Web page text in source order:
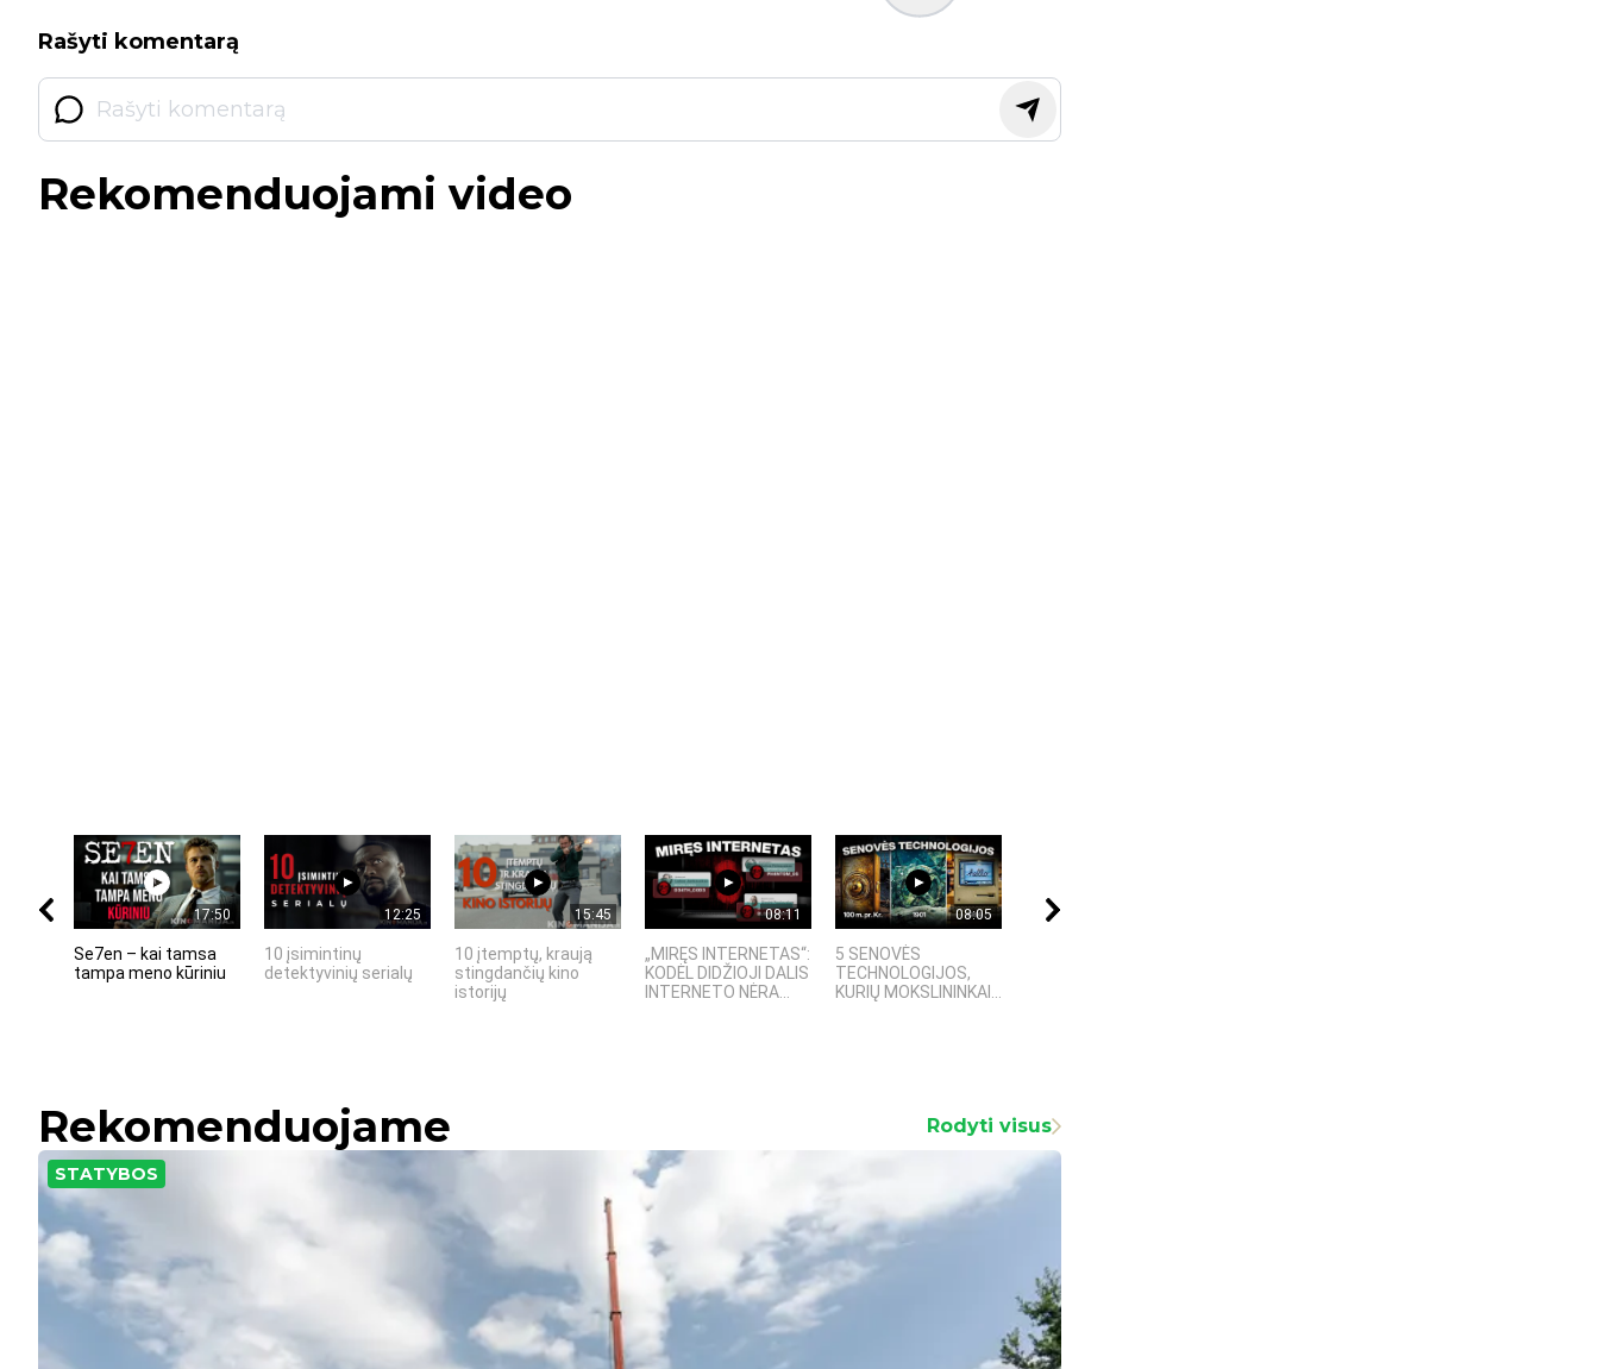
Rašyti komentarą
Rekomenduojami video
17:50
Se7en – kai tamsa
tampa meno kūriniu
12:25
10 įsimintinų
detektyvinių serialų
15:45
10 įtemptų, kraują
stingdančių kino
istorijų
08:11
„MIRĘS INTERNETAS“:
KODĖL DIDŽIOJI DALIS
INTERNETO NĖRA...
08:05
5 SENOVĖS
TECHNOLOGIJOS,
KURIŲ MOKSLININKAI...
Rekomenduojame Rodyti visus
STATYBOS